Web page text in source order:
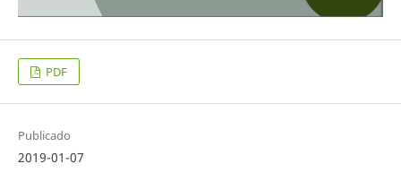
PDF
Publicado
2019-01-07